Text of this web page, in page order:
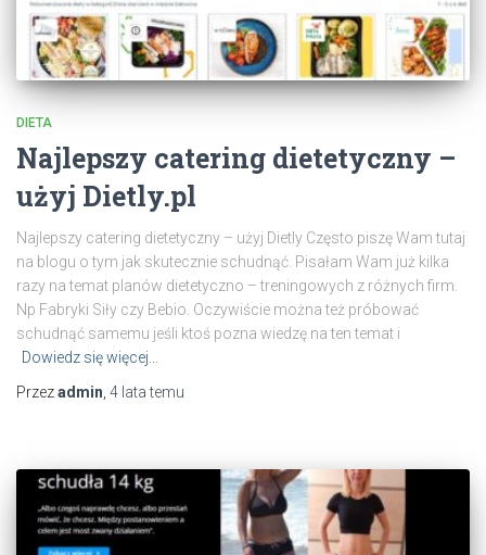
DIETA
Najlepszy catering dietetyczny –
użyj Dietly.pl
Najlepszy catering dietetyczny – użyj Dietly Często piszę Wam tutaj
na blogu o tym jak skutecznie schudnąć. Pisałam Wam już kilka
razy na temat planów dietetyczno – treningowych z różnych firm.
Np Fabryki Siły czy Bebio. Oczywiście można też próbować
schudnąć samemu jeśli ktoś pozna wiedzę na ten temat i
Dowiedz się więcej…
Przezadmin 4 latatemu